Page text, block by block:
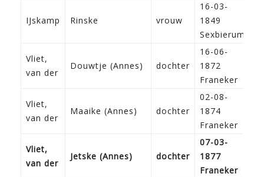
IJskamp Rinske vrouw
16-03-
1849
Sexbierum
Vliet,
van der
Douwtje (Annes) dochter
16-06-
1872
Franeker
Vliet,
van der
Maaike (Annes) dochter
02-08-
1874
Franeker
Vliet,
van der
Jetske (Annes) dochter
07-03-
1877
Franeker